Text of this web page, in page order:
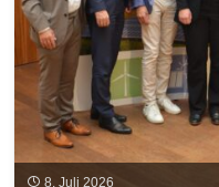
Biomasse"
8. Juli 2026